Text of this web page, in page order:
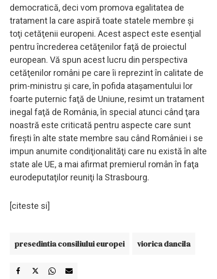
democratică, deci vom promova egalitatea de
tratament la care aspiră toate statele membre şi
toţi cetăţenii europeni. Acest aspect este esenţial
pentru încrederea cetăţenilor faţă de proiectul
european. Vă spun acest lucru din perspectiva
cetăţenilor români pe care îi reprezint în calitate de
prim-ministru şi care, în pofida ataşamentului lor
foarte puternic faţă de Uniune, resimt un tratament
inegal faţă de România, în special atunci când ţara
noastră este criticată pentru aspecte care sunt
fireşti în alte state membre sau când României i se
impun anumite condiţionalităţi care nu există în alte
state ale UE, a mai afirmat premierul român în faţa
eurodeputaţilor reuniţi la Strasbourg.
[citeste si]
presedintia consiliului europei viorica dancila